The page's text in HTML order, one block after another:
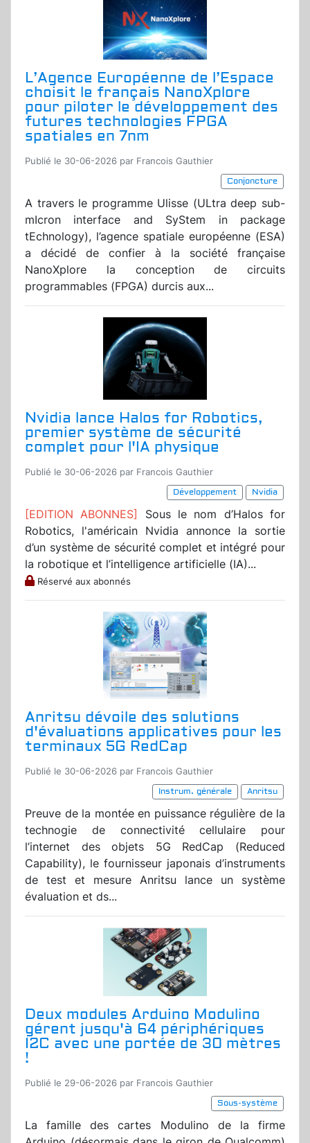
L’Agence Européenne de l’Espace
choisit le français NanoXplore
pour piloter le développement des
futures technologies FPGA
spatiales en 7nm
Publié le 30-06-2026 par Francois Gauthier
Conjoncture
A travers le programme Ulisse (ULtra deep sub-
mIcron interface and SyStem in package
tEchnology), l’agence spatiale européenne (ESA)
a décidé de confier à la société française
NanoXplore la conception de circuits
programmables (FPGA) durcis aux...
Nvidia lance Halos for Robotics,
premier système de sécurité
complet pour l'IA physique
Publié le 30-06-2026 par Francois Gauthier
Développement
Nvidia
[EDITION ABONNES] Sous le nom d’Halos for
Robotics, l'américain Nvidia annonce la sortie
d’un système de sécurité complet et intégré pour
la robotique et l’intelligence artificielle (IA)...
Réservé aux abonnés
Anritsu dévoile des solutions
d'évaluations applicatives pour les
terminaux 5G RedCap
Publié le 30-06-2026 par Francois Gauthier
Instrum. générale
Anritsu
Preuve de la montée en puissance régulière de la
technogie de connectivité cellulaire pour
l’internet des objets 5G RedCap (Reduced
Capability), le fournisseur japonais d’instruments
de test et mesure Anritsu lance un système
évaluation et ds...
Deux modules Arduino Modulino
gérent jusqu'à 64 périphériques
I2C avec une portée de 30 mètres
!
Publié le 29-06-2026 par Francois Gauthier
Sous-système
La famille des cartes Modulino de la firme